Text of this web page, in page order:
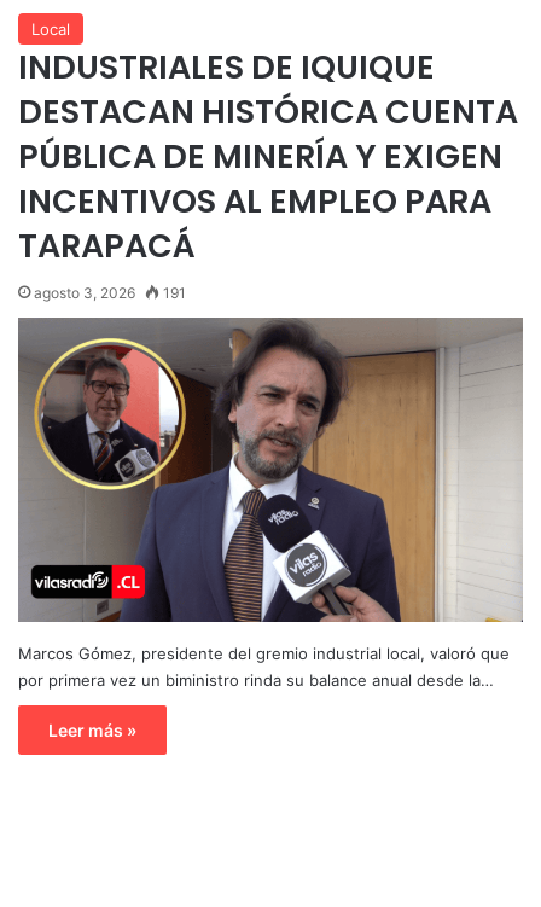
Local
INDUSTRIALES DE IQUIQUE
DESTACAN HISTÓRICA CUENTA
PÚBLICA DE MINERÍA Y EXIGEN
INCENTIVOS AL EMPLEO PARA
TARAPACÁ
agosto 3, 2026 191
Marcos Gómez, presidente del gremio industrial local, valoró que
por primera vez un biministro rinda su balance anual desde la…
Leer más »